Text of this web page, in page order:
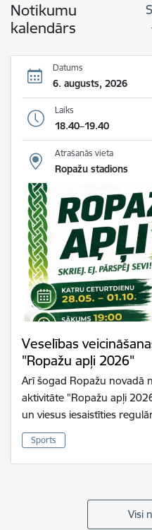
Notikumu
kalendārs
Datums
6. augusts, 2026
Laiks
18.40–19.40
Atrašanās vieta
Ropažu stadions
Veselības
"Ropažu apļi 2026"
Arī šogad Ropažu novadā
aktivitāte "Ropažu apļi
un viesus iesaistīties
Sports
Visi